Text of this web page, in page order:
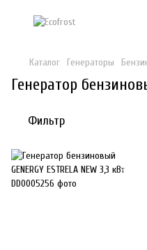
Каталог Генераторы
Генератор
Фильтр